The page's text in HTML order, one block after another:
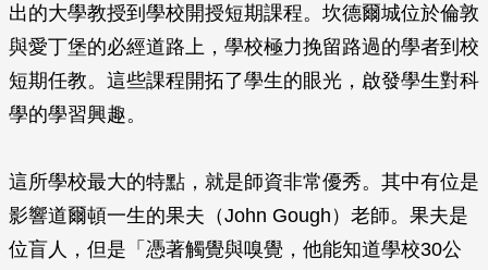
出的大學教授到學校開授短期課程。坎德爾城位於倫敦
與愛丁堡的必經道路上，學校極力挽留路過的學者到校
短期任教。這些課程開拓了學生的眼光，啟發學生對科
學的學習興趣。
這所學校最大的特點，就是師資非常優秀。其中有位是
影響道爾頓一生的果夫（John Gough）老師。果夫是
位盲人，但是「憑著觸覺與嗅覺，他能知道學校30公